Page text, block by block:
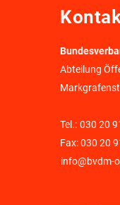
Abteilung
Tel.: 030 20
Fax: 030 20
info@bvdm-